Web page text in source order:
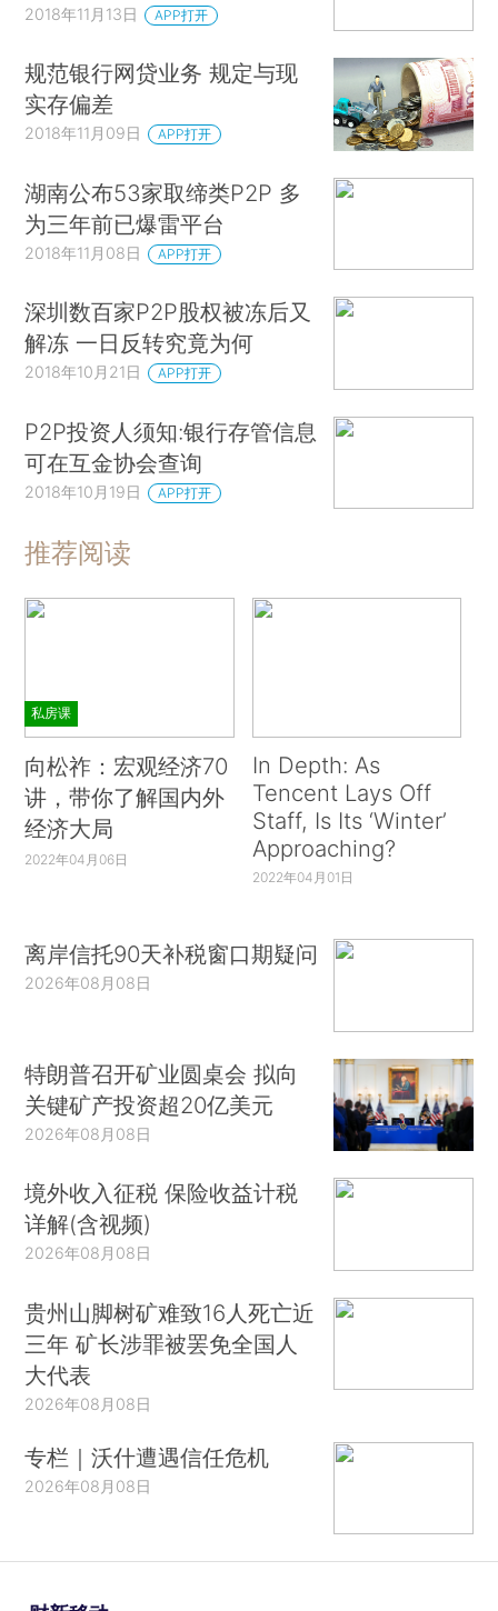
2018年11月13日 APP打开
规范银行网贷业务 规定与现
实存偏差
2018年11月09日 APP打开
湖南公布53家取缔类P2P 多
为三年前已爆雷平台
2018年11月08日 APP打开
深圳数百家P2P股权被冻后又
解冻 一日反转究竟为何
2018年10月21日 APP打开
P2P投资人须知:银行存管信息
可在互金协会查询
2018年10月19日 APP打开
推荐阅读
私房课
向松祚：宏观经济70
讲，带你了解国内外
经济大局
2022年04月06日
In Depth: As
Tencent Lays Off
Staff, Is Its ‘Winter’
Approaching?
2022年04月01日
离岸信托90天补税窗口期疑问
2026年08月08日
特朗普召开矿业圆桌会 拟向
关键矿产投资超20亿美元
2026年08月08日
境外收入征税 保险收益计税
详解(含视频)
2026年08月08日
贵州山脚树矿难致16人死亡近
三年 矿长涉罪被罢免全国人
大代表
2026年08月08日
专栏｜沃什遭遇信任危机
2026年08月08日